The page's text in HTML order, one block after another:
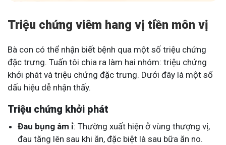
Triệu chứng viêm hang vị tiền môn vị
Bà con có thể nhận biết bệnh qua một số triệu chứng
đặc trưng. Tuấn tôi chia ra làm hai nhóm: triệu chứng
khởi phát và triệu chứng đặc trưng. Dưới đây là một số
dấu hiệu dễ nhận thấy.
Triệu chứng khởi phát
Đau bụng âm ỉ: Thường xuất hiện ở vùng thượng vị,
đau tăng lên sau khi ăn, đặc biệt là sau bữa ăn no.